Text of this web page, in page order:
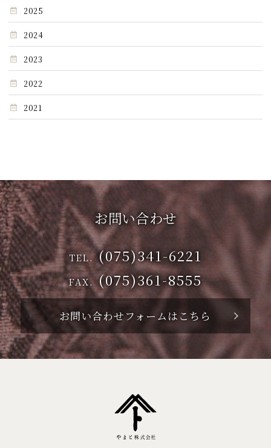
2025
2024
2023
2022
2021
お問い合わせ
TEL. (075)341-6221
FAX.(075)361-8555
お問い合わせフォームはこちら